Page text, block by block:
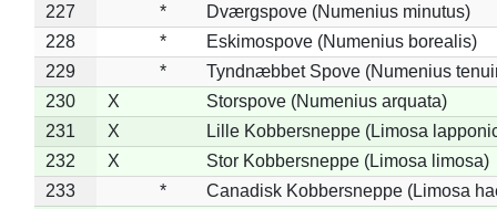
227
*
Dværgspove (Numenius minutus)
228
*
Eskimospove (Numenius borealis)
229
*
Tyndnæbbet Spove (Numenius
230
X
Storspove (Numenius arquata)
231
X
Lille Kobbersneppe (Limosa
232
X
Stor Kobbersneppe (Limosa limosa)
233
* Canadisk Kobbersneppe (Limosa